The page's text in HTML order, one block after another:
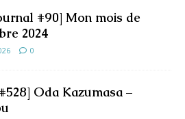
#90] Mon mois de
2024
0
Oda Kazumasa –